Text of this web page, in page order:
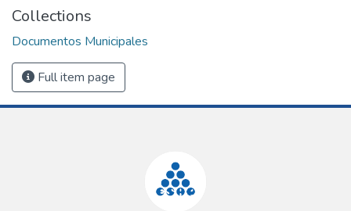
Collections
Documentos Municipales
Full item page